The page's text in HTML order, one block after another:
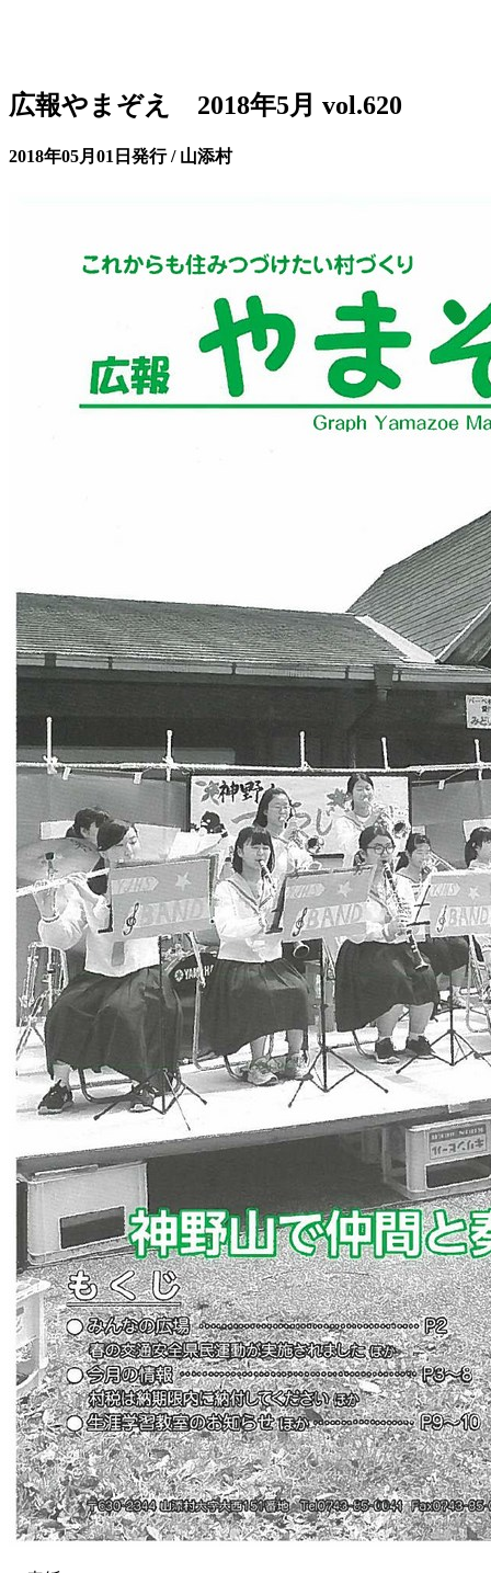
広報やまぞえ 2018年5月 vol.620
2018年05月01日発行 / 山添村